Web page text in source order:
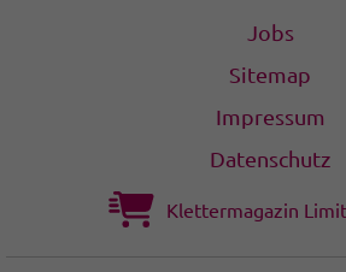
Jobs
Sitemap
Impressum
Datenschutz
Klettermagazin